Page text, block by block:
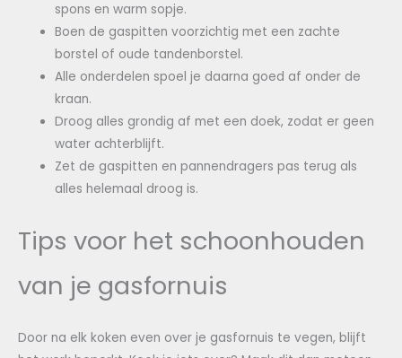
spons en warm sopje.
Boen de gaspitten voorzichtig met een zachte
borstel of oude tandenborstel.
Alle onderdelen spoel je daarna goed af onder de
kraan.
Droog alles grondig af met een doek, zodat er geen
water achterblijft.
Zet de gaspitten en pannendragers pas terug als
alles helemaal droog is.
Tips voor het schoonhouden
van je gasfornuis
Door na elk koken even over je gasfornuis te vegen, blijft